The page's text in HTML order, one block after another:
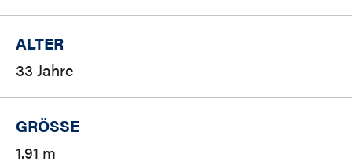
ALTER
33 Jahre
GRÖSSE
1.91 m